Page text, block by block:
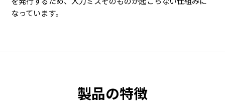
なっています。
製品の特徴